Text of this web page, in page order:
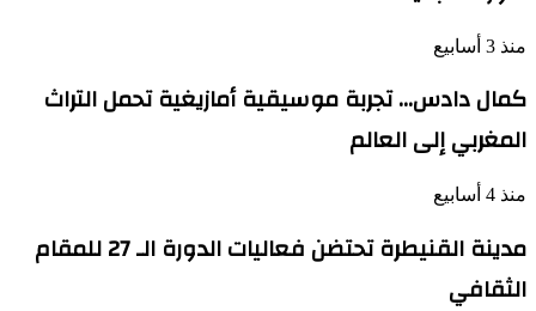
منذ 3 أسابيع
كمال دادس… تجربة موسيقية أمازيغية تحمل التراث
المغربي إلى العالم
منذ 4 أسابيع
مدينة القنيطرة تحتضن فعاليات الدورة الـ 27 للمقام
الثقافي